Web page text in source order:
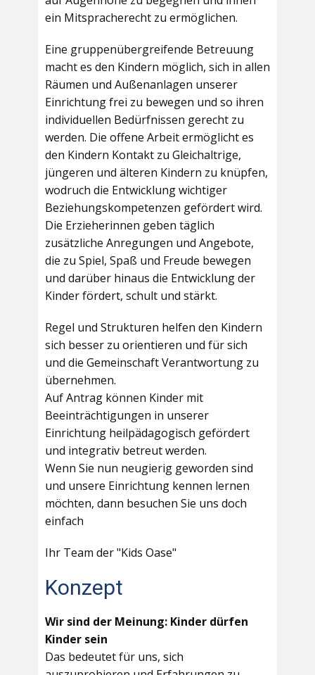
ein Mitspracherecht zu ermöglichen.
Eine gruppenübergreifende Betreuung
macht es den Kindern möglich, sich in allen
Räumen und Außenanlagen unserer
Einrichtung frei zu bewegen und so ihren
individuellen Bedürfnissen gerecht zu
werden. Die offene Arbeit ermöglicht es
den Kindern Kontakt zu Gleichaltrige,
jüngeren und älteren Kindern zu knüpfen,
wodruch die Entwicklung wichtiger
Beziehungskompetenzen gefördert wird.
Die Erzieherinnen geben täglich
zusätzliche Anregungen und Angebote,
die zu Spiel, Spaß und Freude bewegen
und darüber hinaus die Entwicklung der
Kinder fördert, schult und stärkt.
Regel und Strukturen helfen den Kindern
sich besser zu orientieren und für sich
und die Gemeinschaft Verantwortung zu
übernehmen.
Auf Antrag können Kinder mit
Beeinträchtigungen in unserer
Einrichtung heilpädagogisch gefördert
und integrativ betreut werden.
Wenn Sie nun neugierig geworden sind
und unsere Einrichtung kennen lernen
möchten, dann besuchen Sie uns doch
einfach
Ihr Team der "Kids Oase"
Konzept
Wir sind der Meinung: Kinder dürfen
Kinder sein
Das bedeutet für uns, sich